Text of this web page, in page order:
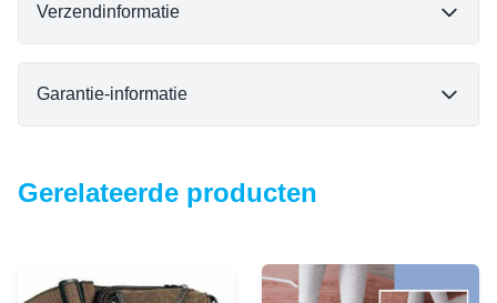
Verzendinformatie
Garantie-informatie
Gerelateerde producten